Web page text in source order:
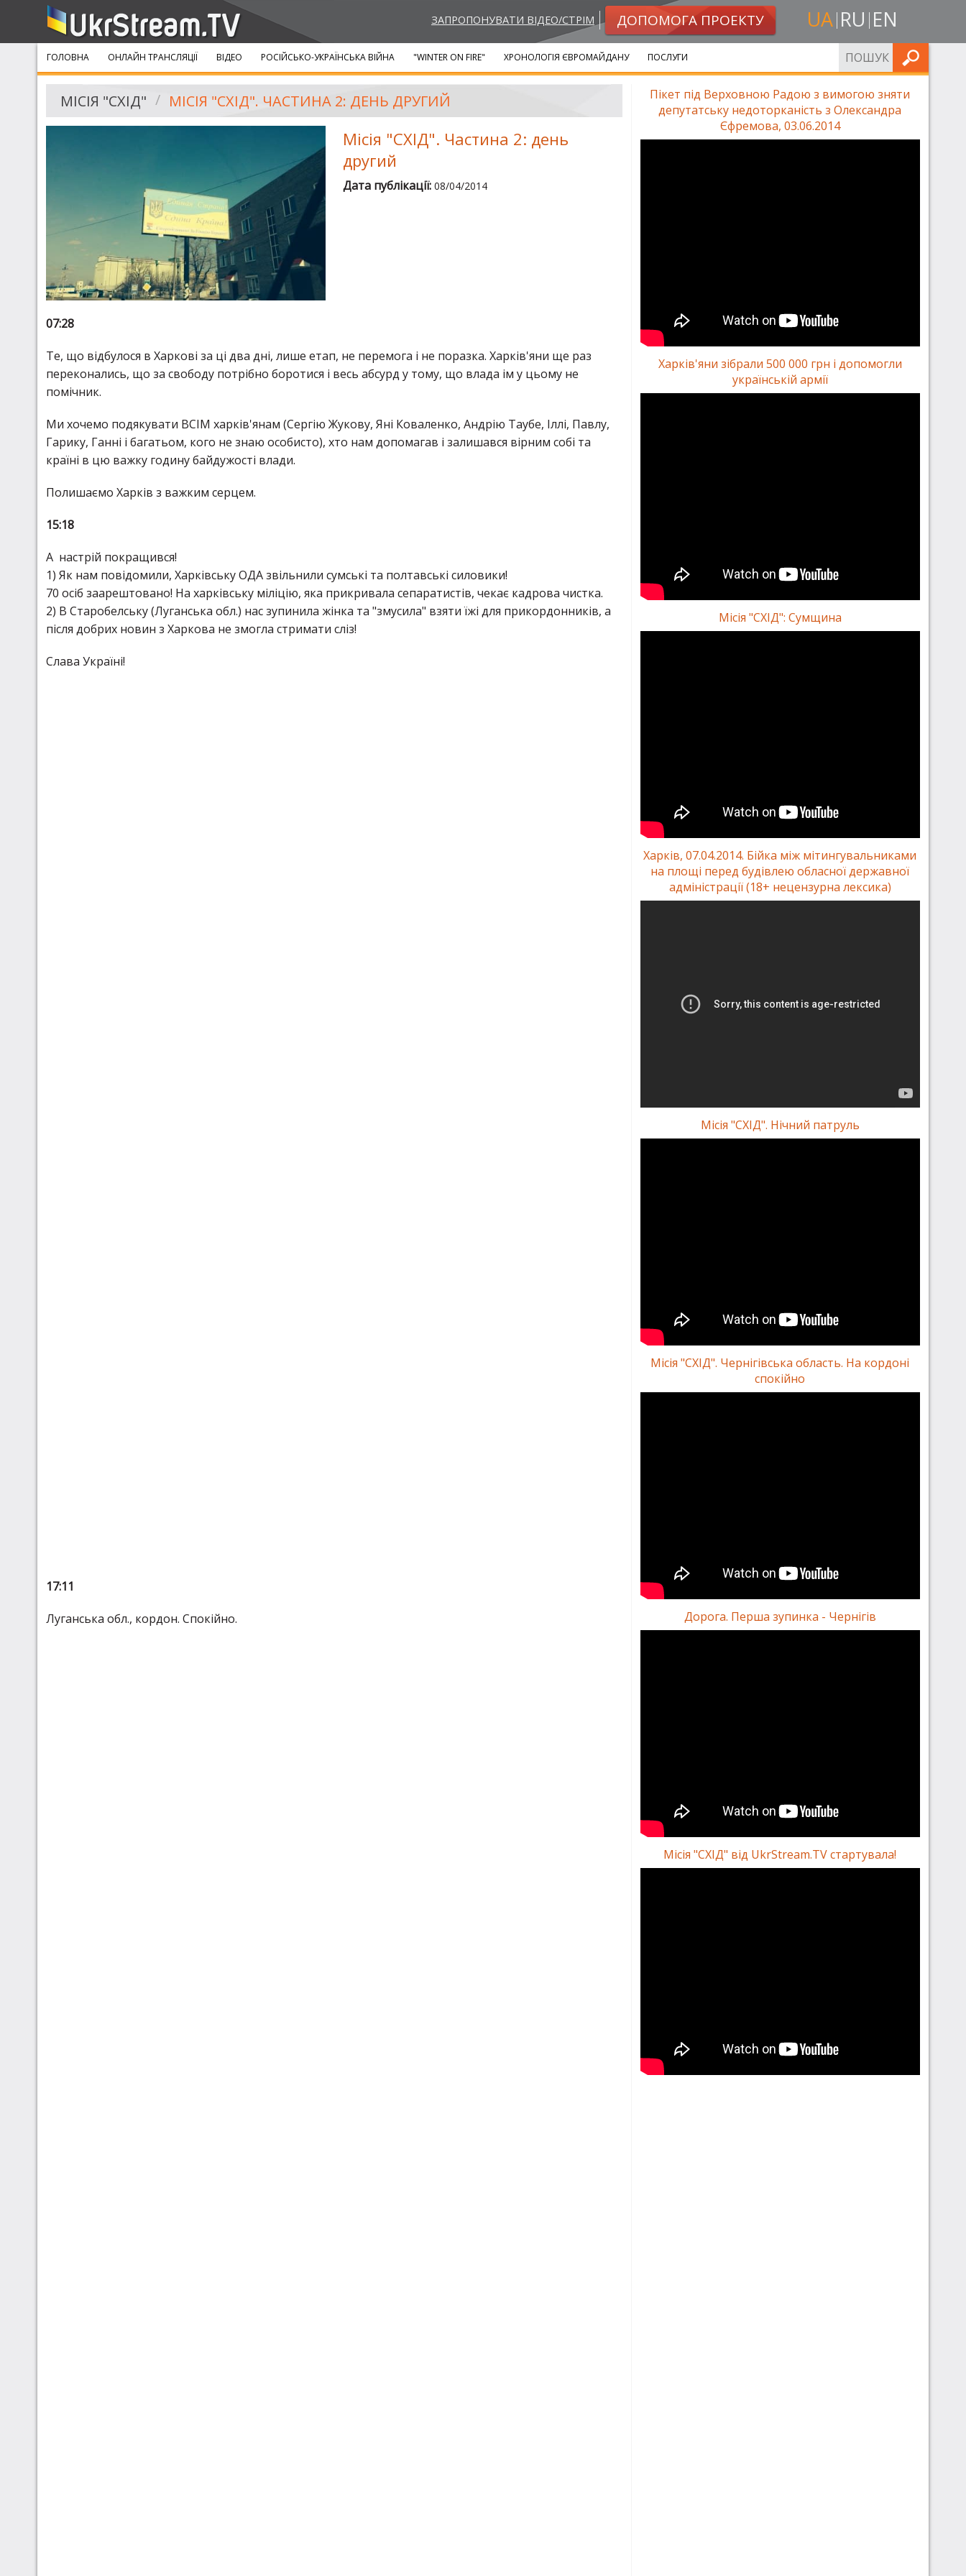
ЗАПРОПОНУВАТИ ВІДЕО/СТРІМ ДОПОМОГА ПРОЕКТУ UA RU EN
ГОЛОВНА ОНЛАЙН ТРАНСЛЯЦІЇ ВІДЕО РОСІЙСЬКО-УКРАЇНСЬКА ВІЙНА "WINTER ON FIRE" ХРОНОЛОГІЯ ЄВРОМАЙДАНУ ПОСЛУГИ ШУКАТИ
МІСІЯ "СХІД" МІСІЯ "СХІД". ЧАСТИНА 2: ДЕНЬ ДРУГИЙ
Місія "СХІД". Частина 2: день
другий
Дата публікації: 08/04/2014
07:28
Те, що відбулося в Харкові за ці два дні, лише етап, не перемога і не поразка. Харків'яни ще раз
переконались, що за свободу потрібно боротися і весь абсурд у тому, що влада ім у цьому не
помічник.
Ми хочемо подякувати ВСІМ харків'янам (Сергію Жукову, Яні Коваленко, Андрію Таубе, Іллі, Павлу,
Гарику, Ганні і багатьом, кого не знаю особисто), хто нам допомагав і залишався вірним собі та
країні в цю важку годину байдужості влади.
Полишаємо Харків з важким серцем.
15:18
А настрій покращився!
1) Як нам повідомили, Харківську ОДА звільнили сумські та полтавські силовики!
70 осіб заарештовано! На харківську міліцію, яка прикривала сепаратистів, чекає кадрова чистка.
2) В Старобелську (Луганська обл.) нас зупинила жінка та "змусила" взяти їжі для прикордонників, а
після добрих новин з Харкова не змогла стримати сліз!
Слава Україні!
17:11
Луганська обл., кордон. Спокійно.
Пікет під Верховною Радою з вимогою зняти
депутатську недоторканість з Олександра
Єфремова, 03.06.2014
Харків'яни зібрали 500 000 грн і допомогли
українській армії
Місія "СХІД": Сумщина
Харків, 07.04.2014. Бійка між мітингувальниками
на площі перед будівлею обласної державної
адміністрації (18+ нецензурна лексика)
Місія "СХІД". Нічний патруль
Місія "СХІД". Чернігівська область. На кордоні
спокійно
Дорога. Перша зупинка - Чернігів
Місія "СХІД" від UkrStream.TV стартувала!